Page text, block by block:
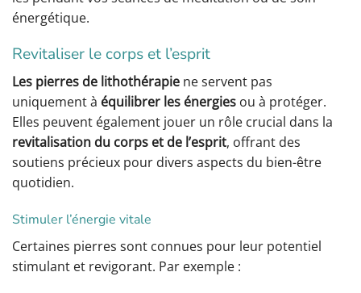
énergétique.
Revitaliser le corps et l’esprit
Les pierres de lithothérapie ne servent pas
uniquement à équilibrer les énergies ou à protéger.
Elles peuvent également jouer un rôle crucial dans la
revitalisation du corps et de l’esprit, offrant des
soutiens précieux pour divers aspects du bien-être
quotidien.
Stimuler l’énergie vitale
Certaines pierres sont connues pour leur potentiel
stimulant et revigorant. Par exemple :